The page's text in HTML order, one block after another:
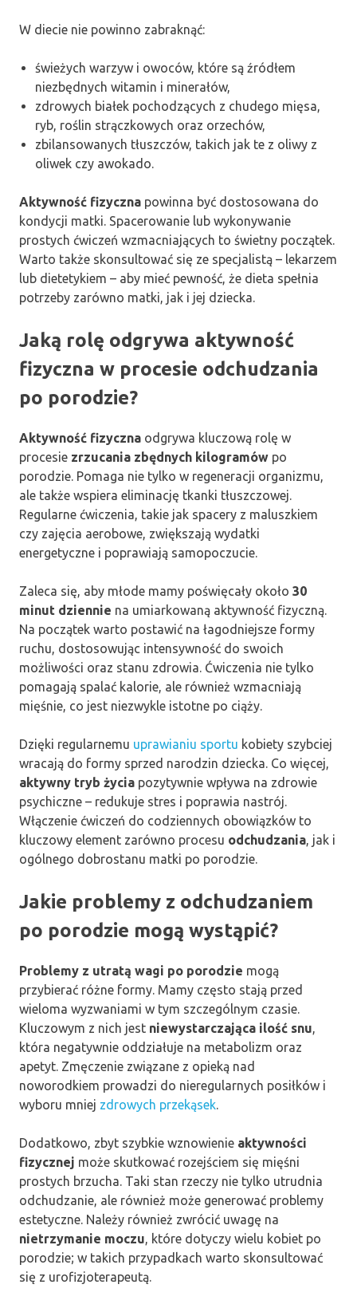
W diecie nie powinno zabraknąć:
świeżych warzyw i owoców, które są źródłem
niezbędnych witamin i minerałów,
zdrowych białek pochodzących z chudego mięsa,
ryb, roślin strączkowych oraz orzechów,
zbilansowanych tłuszczów, takich jak te z oliwy z
oliwek czy awokado.
Aktywność fizyczna powinna być dostosowana do
kondycji matki. Spacerowanie lub wykonywanie
prostych ćwiczeń wzmacniających to świetny początek.
Warto także skonsultować się ze specjalistą – lekarzem
lub dietetykiem – aby mieć pewność, że dieta spełnia
potrzeby zarówno matki, jak i jej dziecka.
Jaką rolę odgrywa aktywność
fizyczna w procesie odchudzania
po porodzie?
Aktywność fizyczna odgrywa kluczową rolę w
procesie zrzucania zbędnych kilogramów po
porodzie. Pomaga nie tylko w regeneracji organizmu,
ale także wspiera eliminację tkanki tłuszczowej.
Regularne ćwiczenia, takie jak spacery z maluszkiem
czy zajęcia aerobowe, zwiększają wydatki
energetyczne i poprawiają samopoczucie.
Zaleca się, aby młode mamy poświęcały około 30
minut dziennie na umiarkowaną aktywność fizyczną.
Na początek warto postawić na łagodniejsze formy
ruchu, dostosowując intensywność do swoich
możliwości oraz stanu zdrowia. Ćwiczenia nie tylko
pomagają spalać kalorie, ale również wzmacniają
mięśnie, co jest niezwykle istotne po ciąży.
Dzięki regularnemu uprawianiu sportu kobiety szybciej
wracają do formy sprzed narodzin dziecka. Co więcej,
aktywny tryb życia pozytywnie wpływa na zdrowie
psychiczne – redukuje stres i poprawia nastrój.
Włączenie ćwiczeń do codziennych obowiązków to
kluczowy element zarówno procesu odchudzania, jak i
ogólnego dobrostanu matki po porodzie.
Jakie problemy z odchudzaniem
po porodzie mogą wystąpić?
Problemy z utratą wagi po porodzie mogą
przybierać różne formy. Mamy często stają przed
wieloma wyzwaniami w tym szczególnym czasie.
Kluczowym z nich jest niewystarczająca ilość snu,
która negatywnie oddziałuje na metabolizm oraz
apetyt. Zmęczenie związane z opieką nad
noworodkiem prowadzi do nieregularnych posiłków i
wyboru mniej zdrowych przekąsek.
Dodatkowo, zbyt szybkie wznowienie aktywności
fizycznej może skutkować rozejściem się mięśni
prostych brzucha. Taki stan rzeczy nie tylko utrudnia
odchudzanie, ale również może generować problemy
estetyczne. Należy również zwrócić uwagę na
nietrzymanie moczu, które dotyczy wielu kobiet po
porodzie; w takich przypadkach warto skonsultować
się z urofizjoterapeutą.